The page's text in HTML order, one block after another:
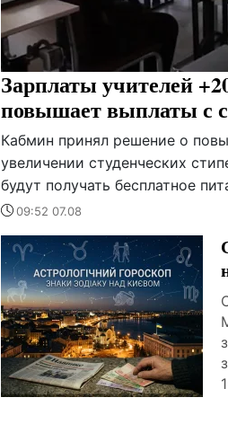
Зарплаты учителей
повышает выплаты с
Кабмин принял решение о
увеличении студенческих
будут получать бесплатное
09:52 07.08